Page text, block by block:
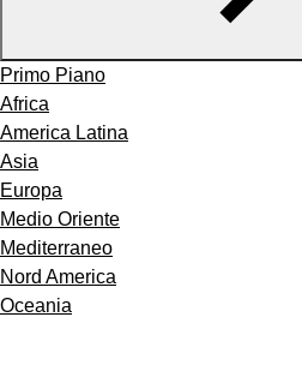
Primo Piano
Africa
America Latina
Asia
Europa
Medio Oriente
Mediterraneo
Nord America
Oceania